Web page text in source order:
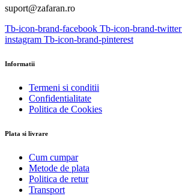
suport@zafaran.ro
Tb-icon-brand-facebook Tb-icon-brand-twitter
instagram Tb-icon-brand-pinterest
Informatii
Termeni si conditii
Confidentialitate
Politica de Cookies
Plata si livrare
Cum cumpar
Metode de plata
Politica de retur
Transport